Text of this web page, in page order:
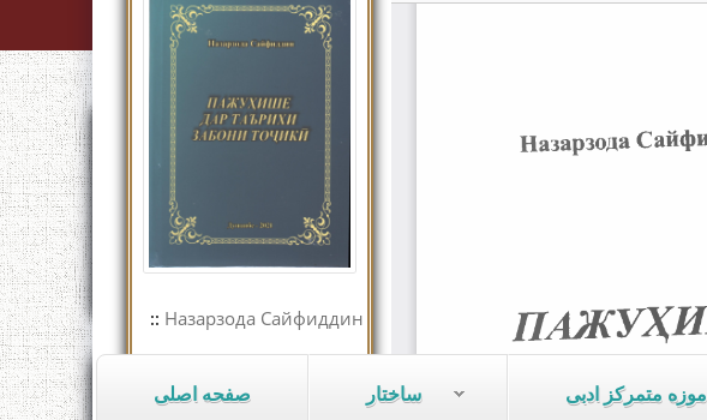
صفحه اصلی ساختار موزه متمرکز ادبی
:: Назарзода Сайфиддин
::Маҷидов Ҳ.
ISBN: 978-99975-74-93-0